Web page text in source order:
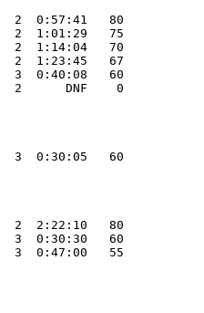
2  0:57:41   80
2  1:01:29   75
2  1:14:04   70
2  1:23:45   67
3  0:40:08   60
2      DNF    0
3  0:30:05   60
2  2:22:10   80
0:30:30   60
3  0:47:00   55